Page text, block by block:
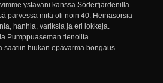
ystäväni kanssa Söderfjärdenillä
parvessa niitä oli noin 40. Heinäsorsia
hanhia, variksia ja eri lokkeja.
Pumppuaseman tienoilta.
saatiin hiukan epävarma bongaus